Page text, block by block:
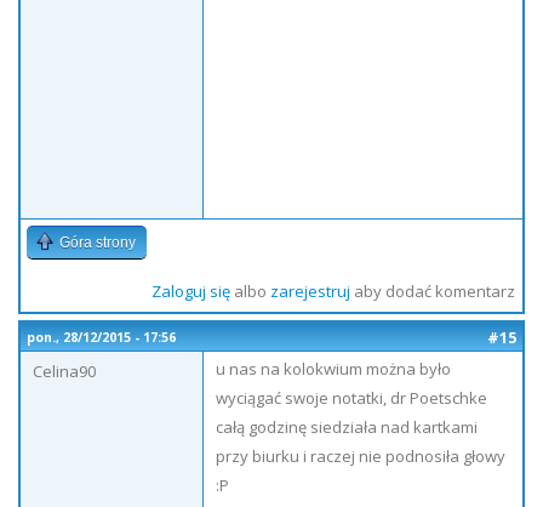
Góra strony
Zaloguj sięalbo zarejestruj aby dodać komentarz
pon., 28/12/2015 - 17:56
#15
Celina90
u nas na kolokwium można było
wyciągać swoje notatki, dr Poetschke
całą godzinę siedziała nad kartkami
przy biurku i raczej nie podnosiła głowy
:P